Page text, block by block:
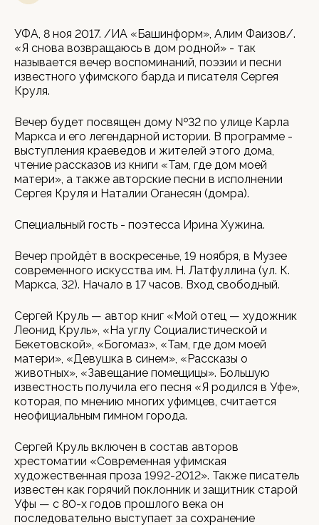
УФА, 8 ноя 2017. /ИА «Башинформ», Алим Фаизов/.
«Я снова возвращаюсь в дом родной» - так
называется вечер воспоминаний, поэзии и песни
известного уфимского барда и писателя Сергея
Круля.
Вечер будет посвящен дому №32 по улице Карла
Маркса и его легендарной истории. В программе -
выступления краеведов и жителей этого дома,
чтение рассказов из книги «Там, где дом моей
матери», а также авторские песни в исполнении
Сергея Круля и Наталии Оганесян (домра).
Специальный гость - поэтесса Ирина Хужина.
Вечер пройдёт в воскресенье, 19 ноября, в Музее
современного искусства им. Н. Латфуллина (ул. К.
Маркса, 32). Начало в 17 часов. Вход свободный.
Сергей Круль — автор книг «Мой отец — художник
Леонид Круль», «На углу Социалистической и
Бекетовской», «Богомаз», «Там, где дом моей
матери», «Девушка в синем», «Рассказы о
животных», «Завещание помещицы». Большую
известность получила его песня «Я родился в Уфе»,
которая, по мнению многих уфимцев, считается
неофициальным гимном города.
Сергей Круль включен в состав авторов
хрестоматии «Современная уфимская
художественная проза 1992-2012». Также писатель
известен как горячий поклонник и защитник старой
Уфы — с 80-х годов прошлого века он
последовательно выступает за сохранение